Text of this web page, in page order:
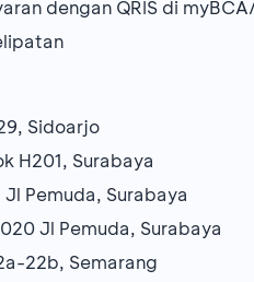
dengan QRIS di
Sidoarjo
H201, Surabaya
Pemuda, Surabaya
Jl Pemuda, Surabaya
22b, Semarang